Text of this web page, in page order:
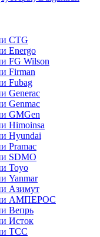
CTG
Energo
FG Wilson
Firman
Fubag
Generac
Genmac
GMGen
Himoinsa
Hyundai
Pramac
SDMO
Toyo
Yanmar
Азимут
АМПЕРОС
Вепрь
Исток
ТСС